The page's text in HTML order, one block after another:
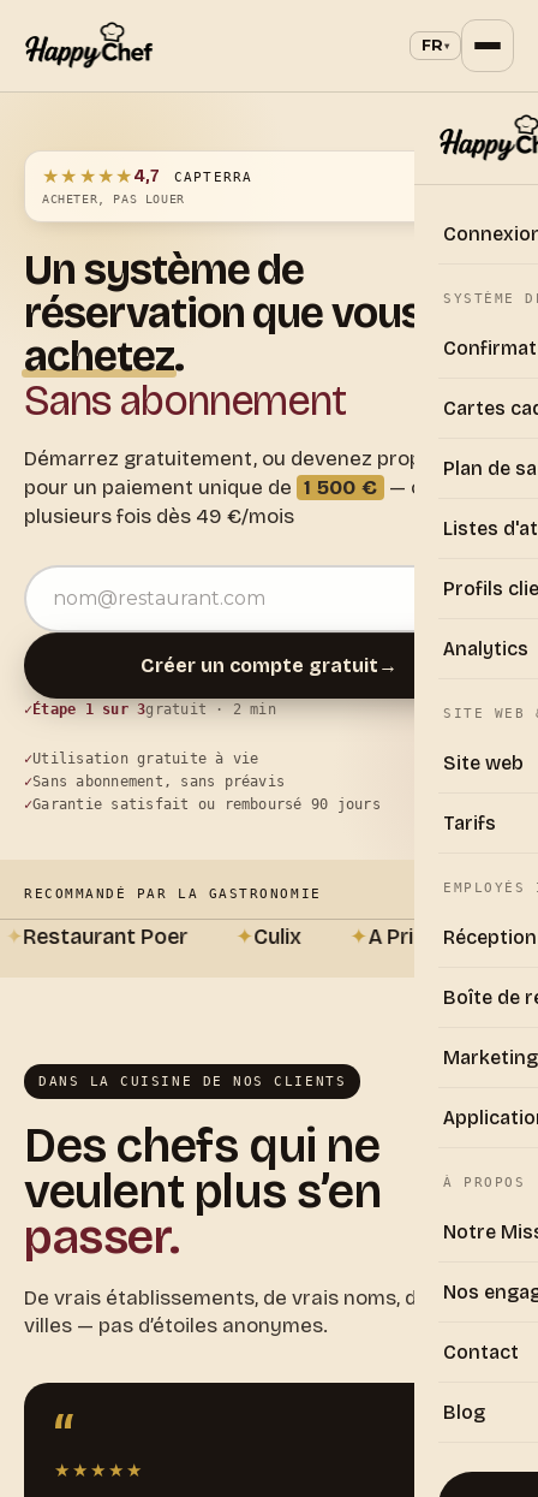
FR ▾
SYSTÈME
Cartes
Plan de
Listes
Profils
Analytics
SITE WEB
Site web
Tarifs
Boîte de
À PROPOS
Notre
Nos
Contact
Blog
★★★★★4,7 CAPTERRA
ACHETER, PAS LOUER
Unsystèmede
réservationquevous
achetez.
Sans abonnement
Démarrez gratuitement, ou devenez propriétaire
pour un paiement unique de 1 500 € — ou en
plusieurs fois dès 49 €/mois
Adresse e-mail
Créer un compte gratuit →
Étape 1 sur 3gratuit · 2 min
Utilisation gratuite à vie
Sans abonnement, sans préavis
Garantie satisfait ou remboursé 90 jours
RECOMMANDÉ PAR LA GASTRONOMIE
Poer Culix A Priori ✦De
DANS LA CUISINE DE NOS CLIENTS
Des chefs qui ne
veulent plus s’en
passer.
De vrais établissements, de vrais noms, de vraies
villes — pas d’étoiles anonymes.
“
★★★★★